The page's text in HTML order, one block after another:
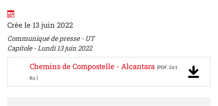
Crée le 13 juin 2022
Communiqué de presse - UT
Capitole - Lundi 13 juin 2022
Chemins de Compostelle - Alcantara (PDF, 261
Ko )